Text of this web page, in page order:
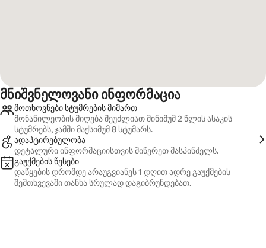
მნიშვნელოვანი ინფორმაცია
მოთხოვნები სტუმრების მიმართ
მონაწილეობის მიღება შეუძლიათ მინიმუმ 2 წლის ასაკის
სტუმრებს, ჯამში მაქსიმუმ 8 სტუმარს.
ადაპტირებულობა
დეტალური ინფორმაციისთვის მიწერეთ მასპინძელს.
გაუქმების წესები
დაწყების დრომდე არაუგვიანეს 1 დღით ადრე გაუქმების
შემთხვევაში თანხა სრულად დაგიბრუნდებათ.